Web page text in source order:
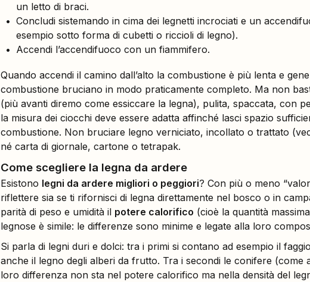
un letto di braci.
Concludi sistemando in cima dei legnetti incrociati e un
esempio sotto forma di cubetti o riccioli di legno).
Accendi l’accendifuoco con un fiammifero.
Quando accendi il camino dall’alto la combustione è più lenta e
combustione bruciano in modo praticamente completo. Ma non
(più avanti diremo come essiccare la legna), pulita, spaccata, con
la misura dei ciocchi deve essere adatta affinché lasci spazio
combustione. Non bruciare legno verniciato, incollato o trattato
né carta di giornale, cartone o tetrapak.
Come scegliere la legna da ardere
Esistono legni da ardere migliori o peggiori? Con più o meno
riflettere sia se ti rifornisci di legna direttamente nel bosco o in
parità di peso e umidità il potere calorifico (cioè la quantità
legnose è simile: le differenze sono minime e legate alla loro
Si parla di legni duri e dolci: tra i primi si contano ad esempio il
anche il legno degli alberi da frutto. Tra i secondi le conifere (come
loro differenza non sta nel potere calorifico ma nella densità del